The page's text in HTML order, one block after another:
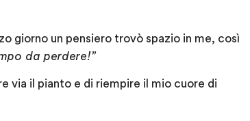
giorno un pensiero trovò spazio in me, così
da perdere!”
via il pianto e di riempire il mio cuore di